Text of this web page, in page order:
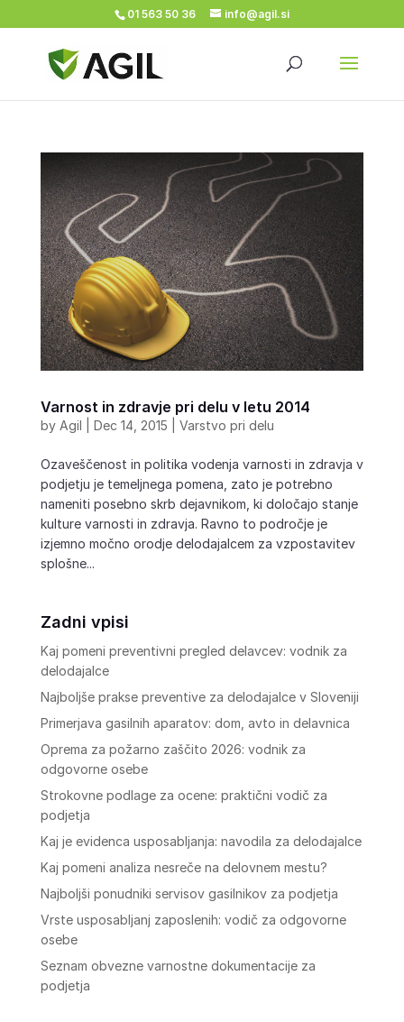
01 563 50 36 info@agil.si
Varnost in zdravje pri delu v letu 2014
by Agil Dec 14, 2015 Varstvo pri delu
Ozaveščenost in politika vodenja varnosti in zdravja v
podjetju je temeljnega pomena, zato je potrebno
nameniti posebno skrb dejavnikom, ki določajo stanje
kulture varnosti in zdravja. Ravno to področje je
izjemno močno orodje delodajalcem za vzpostavitev
splošne...
Zadni vpisi
Kaj pomeni preventivni pregled delavcev: vodnik za
delodajalce
Najboljše prakse preventive za delodajalce v Sloveniji
Primerjava gasilnih aparatov: dom, avto in delavnica
Oprema za požarno zaščito 2026: vodnik za
odgovorne osebe
Strokovne podlage za ocene: praktični vodič za
podjetja
Kaj je evidenca usposabljanja: navodila za delodajalce
Kaj pomeni analiza nesreče na delovnem mestu?
Najboljši ponudniki servisov gasilnikov za podjetja
Vrste usposabljanj zaposlenih: vodič za odgovorne
osebe
Seznam obvezne varnostne dokumentacije za
podjetja